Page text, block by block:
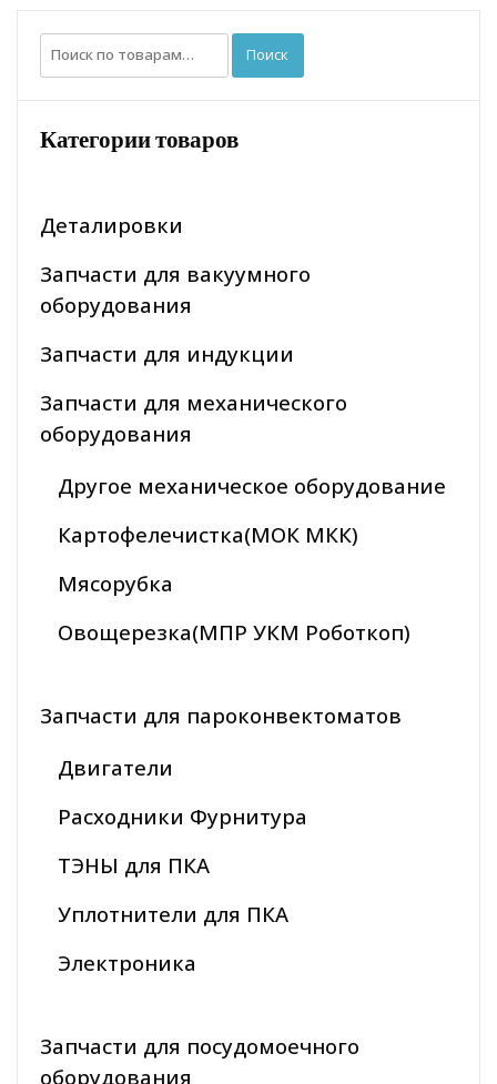
Искать: Поиск
Категории товаров
Деталировки
Запчасти для вакуумного
оборудования
Запчасти для индукции
Запчасти для механического
оборудования
Другое механическое оборудование
Картофелечистка(МОК МКК)
Мясорубка
Овощерезка(МПР УКМ Роботкоп)
Запчасти для пароконвектоматов
Двигатели
Расходники Фурнитура
ТЭНЫ для ПКА
Уплотнители для ПКА
Электроника
Запчасти для посудомоечного
оборудования